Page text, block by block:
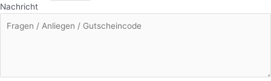
Nachricht